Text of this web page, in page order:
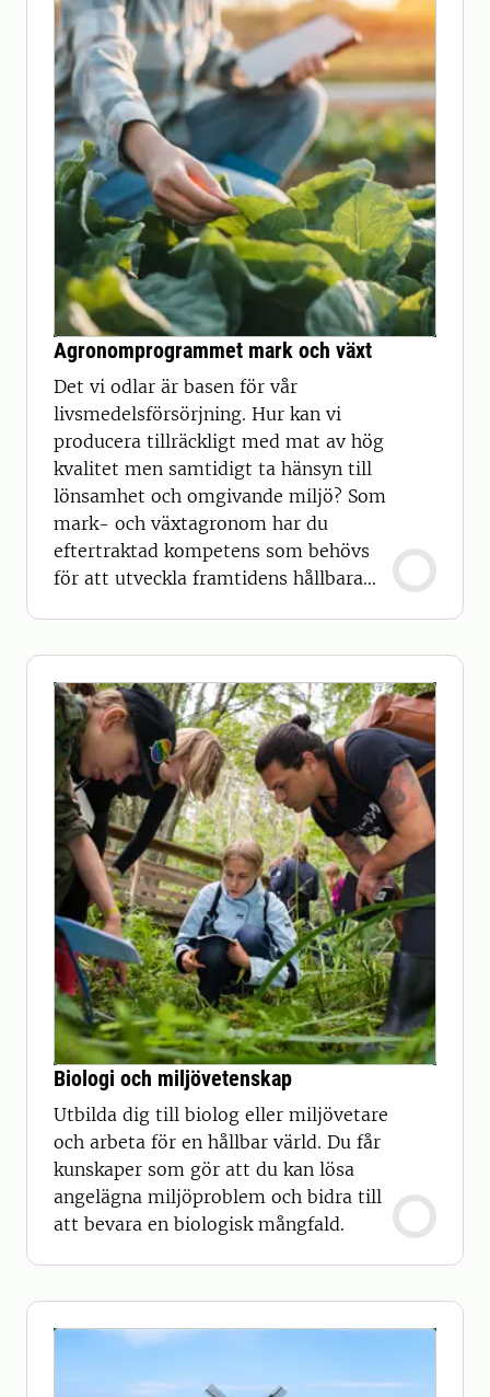
Agronomprogrammet mark och växt
Det vi odlar är basen för vår
livsmedelsförsörjning. Hur kan vi
producera tillräckligt med mat av hög
kvalitet men samtidigt ta hänsyn till
lönsamhet och omgivande miljö? Som
mark- och växtagronom har du
eftertraktad kompetens som behövs
för att utveckla framtidens hållbara
Biologi och miljövetenskap
Utbilda dig till biolog eller miljövetare
och arbeta för en hållbar värld. Du får
kunskaper som gör att du kan lösa
angelägna miljöproblem och bidra till
att bevara en biologisk mångfald.